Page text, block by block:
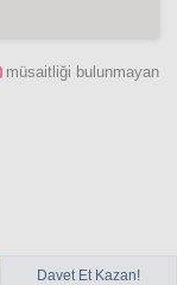
müsaitliği bulunmayan
Davet Et Kazan!